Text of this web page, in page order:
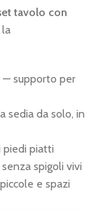
tavolo con
la
— supporto per
sedia da solo, in
piatti
spigoli vivi
e spazi